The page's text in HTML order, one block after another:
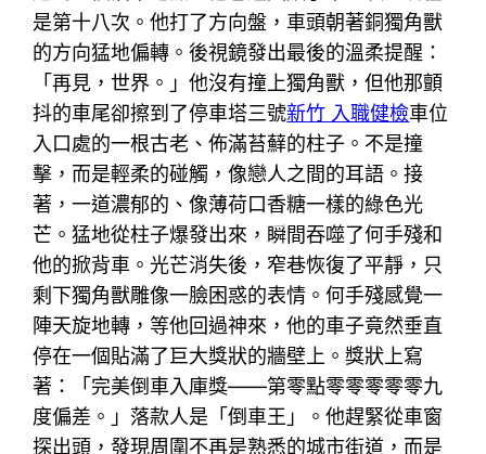
是第十八次。他打了方向盤，車頭朝著銅獨角獸
的方向猛地偏轉。後視鏡發出最後的溫柔提醒：
「再見，世界。」他沒有撞上獨角獸，但他那顫
抖的車尾卻擦到了停車塔三號新竹 入職健檢車位
入口處的一根古老、佈滿苔蘚的柱子。不是撞
擊，而是輕柔的碰觸，像戀人之間的耳語。接
著，一道濃郁的、像薄荷口香糖一樣的綠色光
芒。猛地從柱子爆發出來，瞬間吞噬了何手殘和
他的掀背車。光芒消失後，窄巷恢復了平靜，只
剩下獨角獸雕像一臉困惑的表情。何手殘感覺一
陣天旋地轉，等他回過神來，他的車子竟然垂直
停在一個貼滿了巨大獎狀的牆壁上。獎狀上寫
著：「完美倒車入庫獎——第零點零零零零零九
度偏差。」落款人是「倒車王」。他趕緊從車窗
探出頭，發現周圍不再是熟悉的城市街道，而是